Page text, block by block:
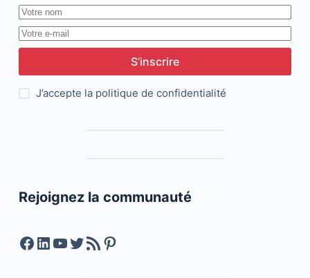
S’inscrire
J’accepte la politique de confidentialité
Rejoignez la communauté
Facebook
LinkedIn
YouTube
Twitter
Feed RSSPinterest